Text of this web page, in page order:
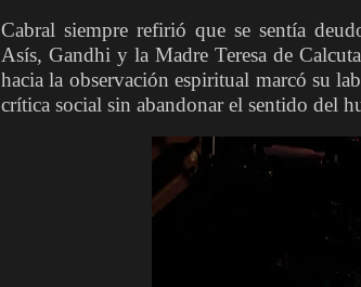
Cabral siempre refirió que se sentía
Asís, Gandhi y la Madre Teresa de
hacia la observación espiritual marcó su
crítica social sin abandonar el sentido del